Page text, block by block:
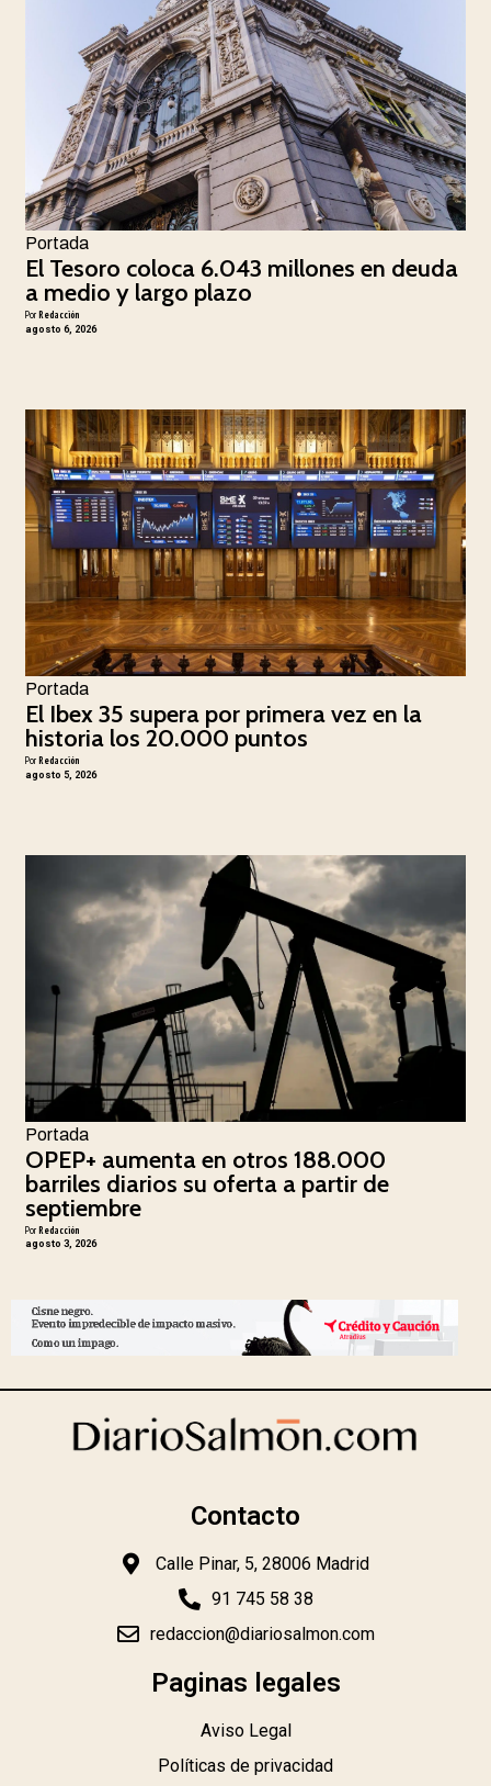
Portada
El Tesoro coloca 6.043 millones en deuda
a medio y largo plazo
PorRedacción
agosto 6, 2026
Portada
El Ibex 35 supera por primera vez en la
historia los 20.000 puntos
PorRedacción
agosto 5, 2026
Portada
OPEP+ aumenta en otros 188.000
barriles diarios su oferta a partir de
septiembre
PorRedacción
agosto 3, 2026
Contacto
Calle Pinar, 5, 28006 Madrid
91 745 58 38
redaccion@diariosalmon.com
Paginas legales
Aviso Legal
Políticas de privacidad